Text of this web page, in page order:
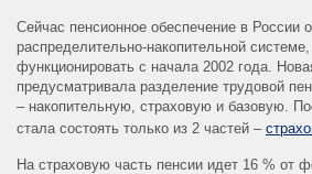
Сейчас пенсионное обеспечение в России
распределительно-накопительной
функционировать с начала 2002 года.
предусматривала разделение трудовой
– накопительную, страховую и базовую.
стала состоять только из 2 частей –
На страховую часть пенсии идет 16 % от